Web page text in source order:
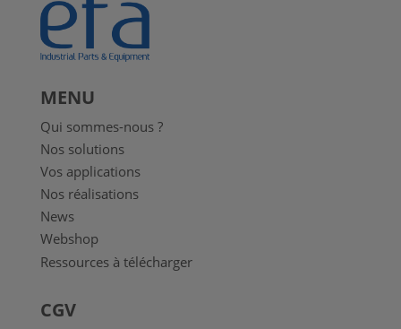
MENU
Qui sommes-nous ?
Nos solutions
Vos applications
Nos réalisations
News
Webshop
Ressources à télécharger
CGV